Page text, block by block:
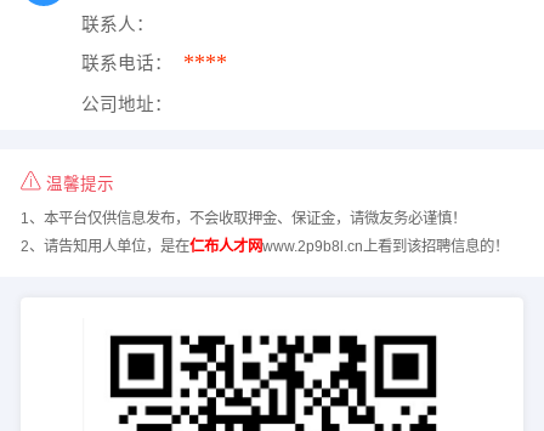
联系人：
联系电话： ****
公司地址：
温馨提示
1、本平台仅供信息发布，不会收取押金、保证金，请微友务必谨慎！
2、请告知用人单位，是在仁布人才网www.2p9b8l.cn上看到该招聘信息的！